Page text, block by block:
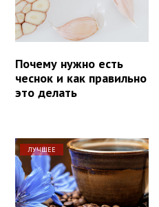
Почему нужно есть
чеснок и как правильно
это делать
ЛУЧШЕЕ